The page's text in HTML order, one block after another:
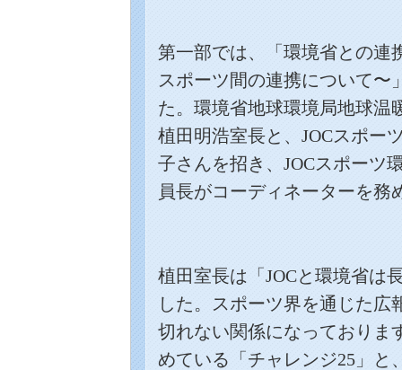
第一部では、「環境省との連
スポーツ間の連携について〜
た。環境省地球環境局地球温
植田明浩室長と、 JOCスポー
子さんを招き、 JOCスポーツ
員長がコーディネーターを務
植田室長は「 JOCと環境省は
した。スポーツ界を通じた広
切れない関係になっておりま
めている「チャレンジ25 」と